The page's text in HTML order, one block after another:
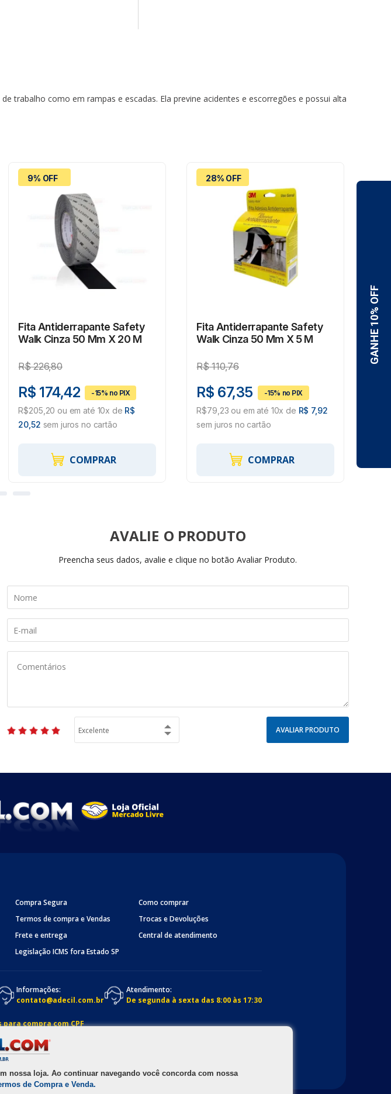
trabalho como em rampas e escadas. Ela previne acidentes e escorregões e possui alta
9% OFF
Fita Antiderrapante Safety
Walk Cinza 50 Mm X 20 M
R$226,80
R$ 174,42
R$205,20 ou em até 10x de R$
20,52 sem juros no cartão
COMPRAR
28% OFF
Fita Antiderrapante Safety
Walk Cinza 50 Mm X 5 M
R$110,76
R$ 67,35
R$79,23 ou em até 10x de R$ 7,92
sem juros no cartão
COMPRAR
X
R$
AVALIE
Preencha seus dados, avalie e clique no botão Avaliar Produto.
AVALIAR PRODUTO
nossa loja. Ao continuar navegando você concorda com nossa
de Compra e Venda.
Compra Segura
Como comprar
Termos de compra e Vendas
Trocas e Devoluções
Frete e entrega
Central de atendimento
Legislação ICMS fora Estado SP
Informações:
contato@adecil.com.br
Atendimento:
De segunda à sexta das 8:00 às 17:30
compra com CPF